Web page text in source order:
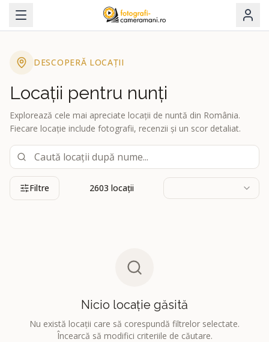
DESCOPERĂ LOCAȚII
Locații pentru nunți
Explorează cele mai apreciate locații de nuntă din România.
Fiecare locație include fotografii, recenzii și un scor detaliat.
Filtre 2603 locații
Nicio locație găsită
Nu există locații care să corespundă filtrelor selectate.
Încearcă să modifici criteriile de căutare.